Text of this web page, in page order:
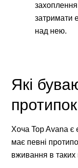
затримати
над нею.
Які
Хоча Top Avana є
має певні
вживання в таких